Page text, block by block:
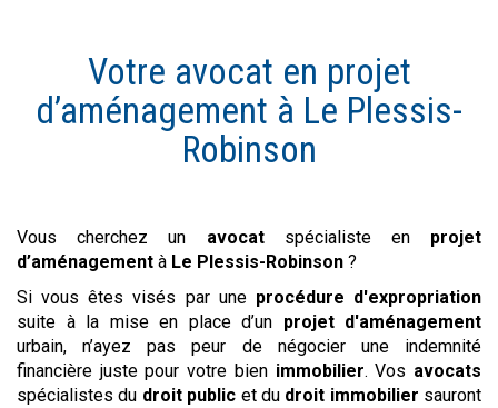
Votre avocat en projet
d’aménagement à Le Plessis-
Robinson
Vous cherchez un avocat spécialiste en projet
d’aménagement à Le Plessis-Robinson ?
Si vous êtes visés par une procédure d'expropriation
suite à la mise en place d’un projet d'aménagement
urbain, n’ayez pas peur de négocier une indemnité
financière juste pour votre bien immobilier. Vos avocats
spécialistes du droit public et du droit immobilier sauront